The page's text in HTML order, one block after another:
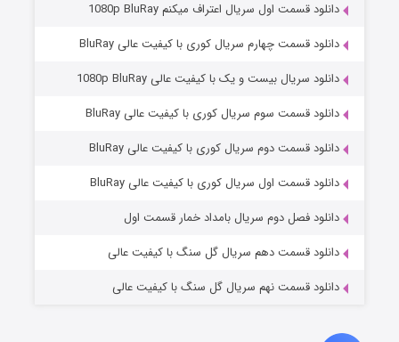
مردگان متحرک: شهر مرده ۳
قسمت۲ (زیرنویس) منتشر شد
دانلود قسمت اول سریال اعتراف میکنم 1080p BluRay
دانلود قسمت چهارم سریال کوری با کیفیت عالی BluRay
دانلود سریال بیست و یک با کیفیت عالی 1080p BluRay
دانلود قسمت سوم سریال کوری با کیفیت عالی BluRay
دانلود قسمت دوم سریال کوری با کیفیت عالی BluRay
دانلود قسمت اول سریال کوری با کیفیت عالی BluRay
دانلود فصل دوم سریال بامداد خمار قسمت اول
دانلود قسمت دهم سریال گل سنگ با کیفیت عالی
دانلود قسمت نهم سریال گل سنگ با کیفیت عالی